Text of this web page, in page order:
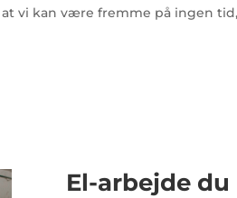
vi kan være fremme på ingen
El-arbejde